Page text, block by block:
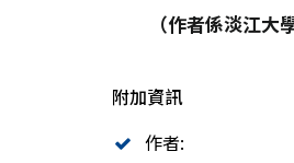
（作者係淡江大
附加資訊
作者: